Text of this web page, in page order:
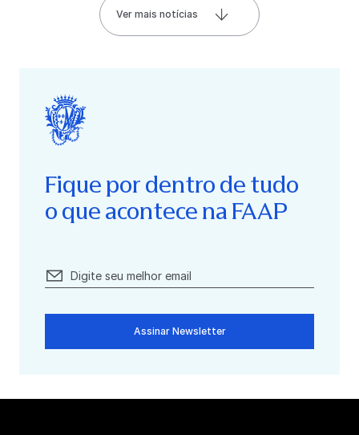
Ver mais notícias
Fique por dentro de tudo
o que acontece na FAAP
Assinar Newsletter